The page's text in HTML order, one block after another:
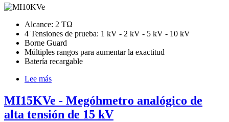
Alcance: 2 TΩ
4 Tensiones de prueba: 1 kV - 2 kV - 5 kV - 10 kV
Borne Guard
Múltiples rangos para aumentar la exactitud
Batería recargable
Lee más
-
Megóhmetro
analógico
MI15KVe - Megóhmetro analógico de
alta tensión de 15 kV